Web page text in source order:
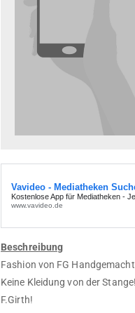
Beschreibung
Fashion von FG
Keine Kleidung von der
F.Girth!